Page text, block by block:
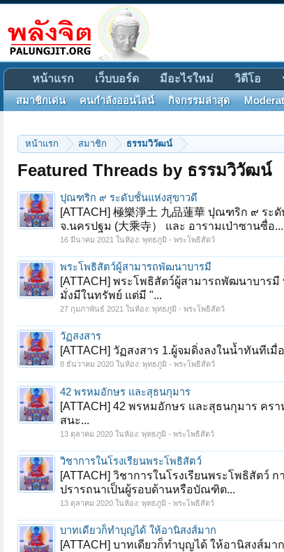
หน้าแรก สมาชิก ธรรมวิวัฒน์
Featured Threads by ธรรมวิวัฒน์
ปุณฑริก ๙ ระดับชั้นแห่งสุขาวดี
[ATTACH] 極樂淨土 九品蓮華 ปุณฑริก ๙ ร
จ.นครปฐม (大乘寺） และ อารามเป่าซานซื่อ...
16 มีนาคม 2021 ในห้อง: พุทธภูมิ - พระโพธิสัตว์
พระโพธิสัตว์ผู้สามารถพัฒนาบารมี
[ATTACH] พระโพธิสัตว์ผู้สามารถพัฒนาบาร
มั่งมีในทรัพย์ แต่มี "...
27 กุมภาพันธ์ 2021 ในห้อง: พุทธภูมิ - พระโพธิสัตว์
วัฏสงสาร
[ATTACH] วัฏสงสาร 1.ผู้จมดิ่งลงในน้ำทันทีเ
8 ธันวาคม 2020 ในห้อง: พุทธภูมิ - พระโพธิสัตว์
42 พรหมอักษร และสุธนกุมาร
[ATTACH] 42 พรหมอักษร และสุธนกุมาร คร
สนะ...
13 ตุลาคม 2020 ในห้อง: พุทธภูมิ - พระโพธิสัตว์
วิชาการในโรงเรียนพระโพธิสัตว์
[ATTACH] วิชาการในโรงเรียนพระโพธิสัต
ปรารถนาเป็นผู้รอบด้านหรือบัณฑิต...
13 ตุลาคม 2020 ในห้อง: พุทธภูมิ - พระโพธิสัตว์
บาทเดียวก็ทำบุญได้ ให้อานิสงส์มาก
[ATTACH] บาทเดียวก็ทำบุญได้ ให้อานิสงส์ม
หน้าแรก เว็บบอร์ด มีอะไรใหม่ วิดีโอ
สมาชิกเด่น คนกำลังออนไลน์ กิจกรรมล่าสุด